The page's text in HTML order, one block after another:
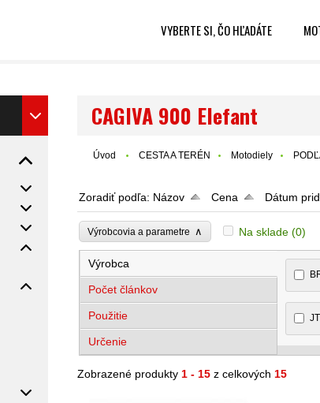
VYBERTE SI, ČO HĽADÁTE
CAGIVA 900 Elefant
Úvod CESTA A TERÉN Motodiely
Zoradiť podľa: Názov Cena Dátum
Výrobcovia a parametre ∧ Na sklade (0)
Výrobca
Počet článkov
Použitie
Určenie
Zobrazené produkty 1 - 15 z celkových 15